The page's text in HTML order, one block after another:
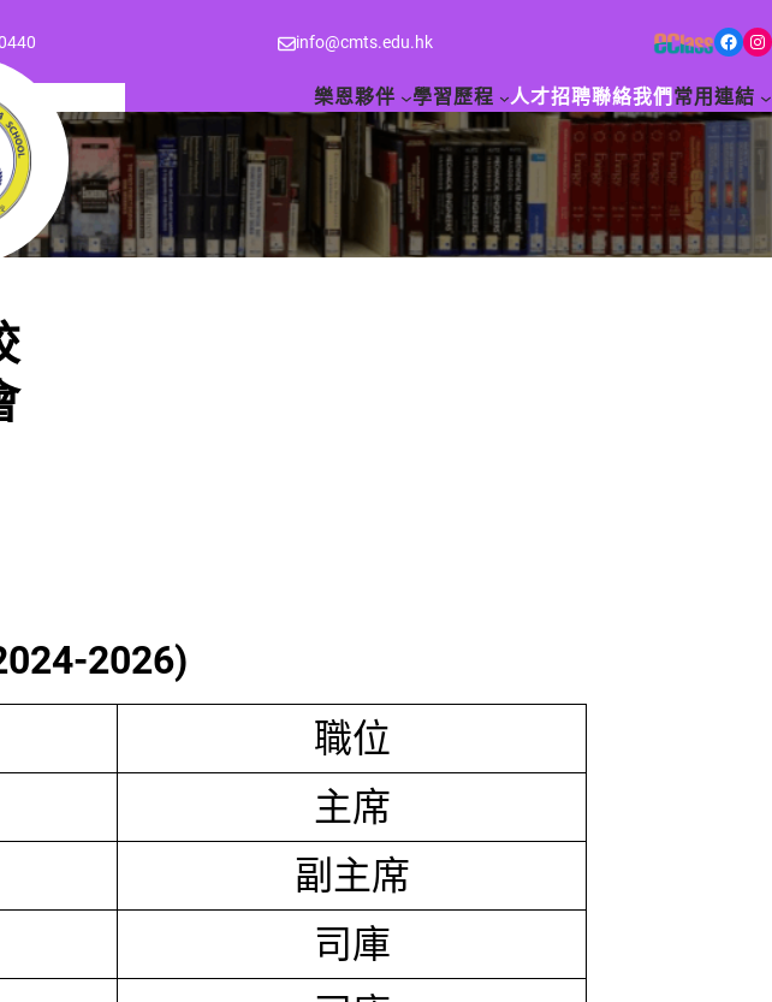
info@cmts.edu.hk Facebook Instagram
樂恩夥伴 學習歷程 人才招聘聯絡我們 常用連結
2026)
職位
主席
副主席
司庫